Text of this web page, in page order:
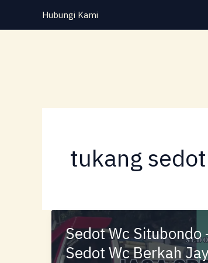
Hubungi Kami
tukang
Sedot Wc Situbondo
Sedot Wc Berkah